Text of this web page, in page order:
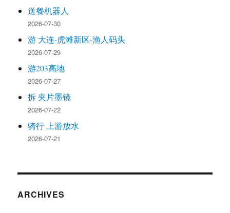
送餐机器人
2026-07-30
游 大连-虎滩新区-渔人码头
2026-07-29
游203高地
2026-07-27
拆 夹片墨镜
2026-07-22
骑行 上游放水
2026-07-21
ARCHIVES